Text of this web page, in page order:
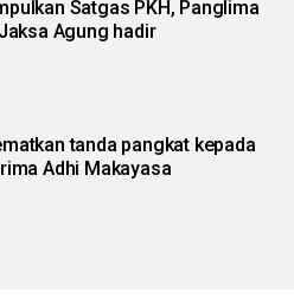
Satgas PKH, Panglima
Agung hadir
tanda pangkat kepada
Adhi Makayasa